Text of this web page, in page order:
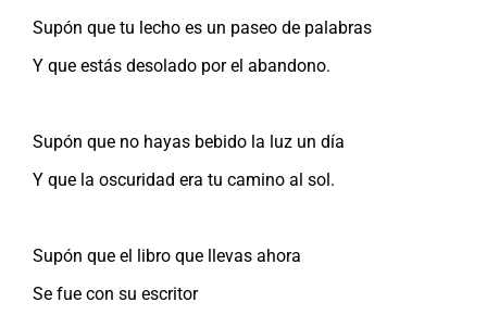
Supón que tu lecho es un paseo de palabras
Y que estás desolado por el abandono.
Supón que no hayas bebido la luz un día
Y que la oscuridad era tu camino al sol.
Supón que el libro que llevas ahora
Se fue con su escritor